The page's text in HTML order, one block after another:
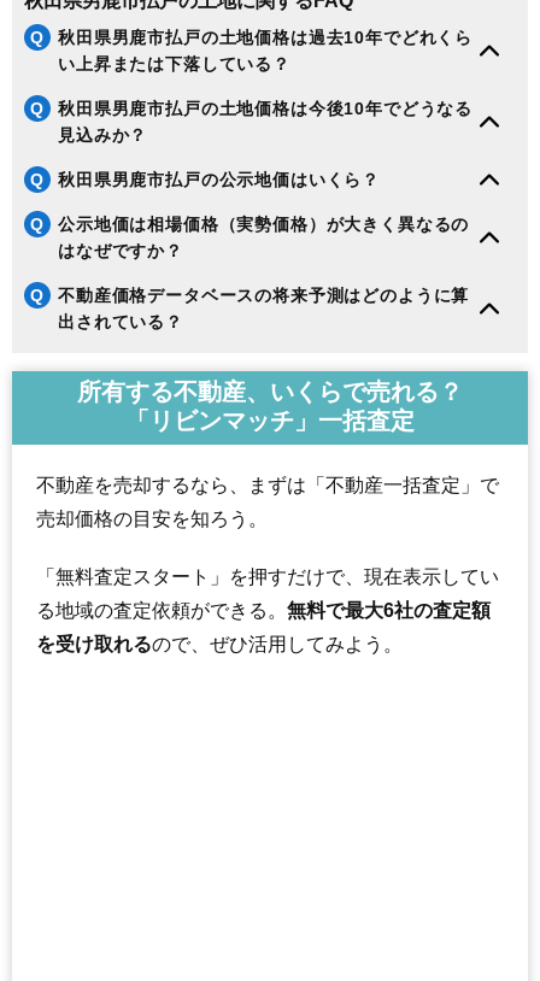
Q
秋田県男鹿市払戸の土地価格は過去10年でどれくら
い上昇または下落している？
Q
秋田県男鹿市払戸の土地価格は今後10年でどうなる
見込みか？
Q 秋田県男鹿市払戸の公示地価はいくら？
Q
公示地価は相場価格（実勢価格）が大きく異なるの
はなぜですか？
Q
不動産価格データベースの将来予測はどのように算
出されている？
所有する不動産、いくらで売れる？
「リビンマッチ」一括査定
不動産を売却するなら、まずは「不動産一括査定」で
売却価格の目安を知ろう。
「無料査定スタート」を押すだけで、現在表示してい
る地域の査定依頼ができる。 無料で最大6社の査定額
を受け取れるので、ぜひ活用してみよう。